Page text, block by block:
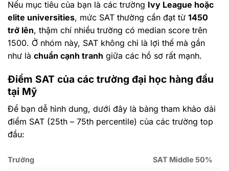
Nếu mục tiêu của bạn là các trường Ivy League hoặc
elite universities, mức SAT thường cần đạt từ 1450
trở lên, thậm chí nhiều trường có median score trên
1500. Ở nhóm này, SAT không chỉ là lợi thế mà gần
như là chuẩn cạnh tranh giữa các hồ sơ rất mạnh.
Điểm SAT của các trường đại học hàng đầu
tại Mỹ
Để bạn dễ hình dung, dưới đây là bảng tham khảo dải
điểm SAT (25th – 75th percentile) của các trường top
đầu:
Trường
SAT Middle 50%